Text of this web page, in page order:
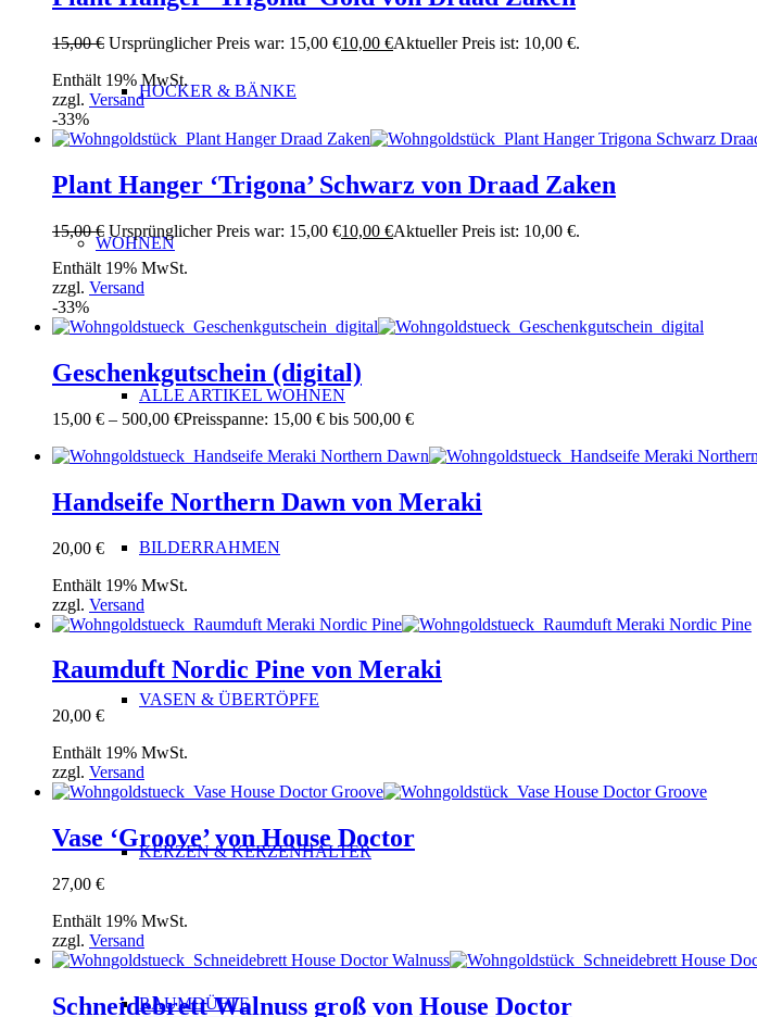
HOCKER & BÄNKE
WOHNEN
ALLE ARTIKEL WOHNEN
BILDERRAHMEN
VASEN & ÜBERTÖPFE
KERZEN & KERZENHALTER
RAUMDÜFTE
15,00€ Ursprünglicher Preis war: 15,00 €10,00 €Aktueller Preis ist: 10,00 €.
Enthält 19% MwSt.
zzgl. Versand
-33%
Plant Hanger ‘Trigona’ Schwarz von Draad Zaken
15,00€ Ursprünglicher Preis war: 15,00 €10,00 €Aktueller Preis ist: 10,00 €.
Enthält 19% MwSt.
zzgl. Versand
-33%
Geschenkgutschein (digital)
15,00 € – 500,00 €Preisspanne: 15,00 € bis 500,00 €
Handseife Northern Dawn von Meraki
20,00 €
Enthält 19% MwSt.
zzgl. Versand
Raumduft Nordic Pine von Meraki
20,00 €
Enthält 19% MwSt.
zzgl. Versand
Vase ‘Groove’ von House Doctor
27,00 €
Enthält 19% MwSt.
zzgl. Versand
Schneidebrett Walnuss groß von House Doctor